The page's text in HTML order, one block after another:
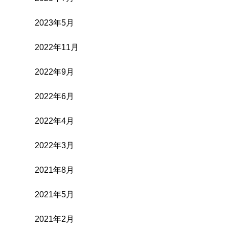
2023年5月
2022年11月
2022年9月
2022年6月
2022年4月
2022年3月
2021年8月
2021年5月
2021年2月